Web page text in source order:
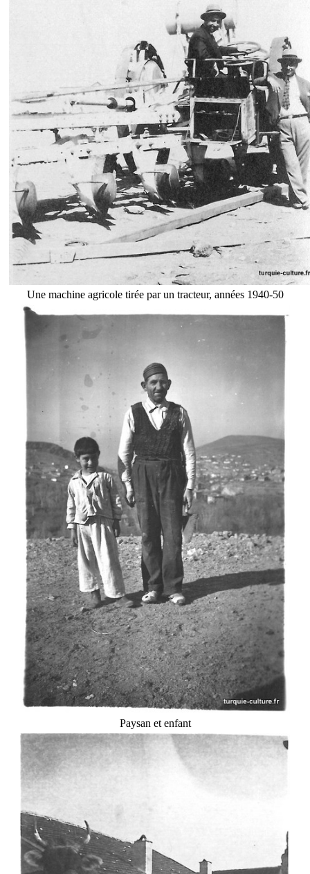
Une machine agricole tirée par un tracteur, années 1940-50
Paysan et enfant